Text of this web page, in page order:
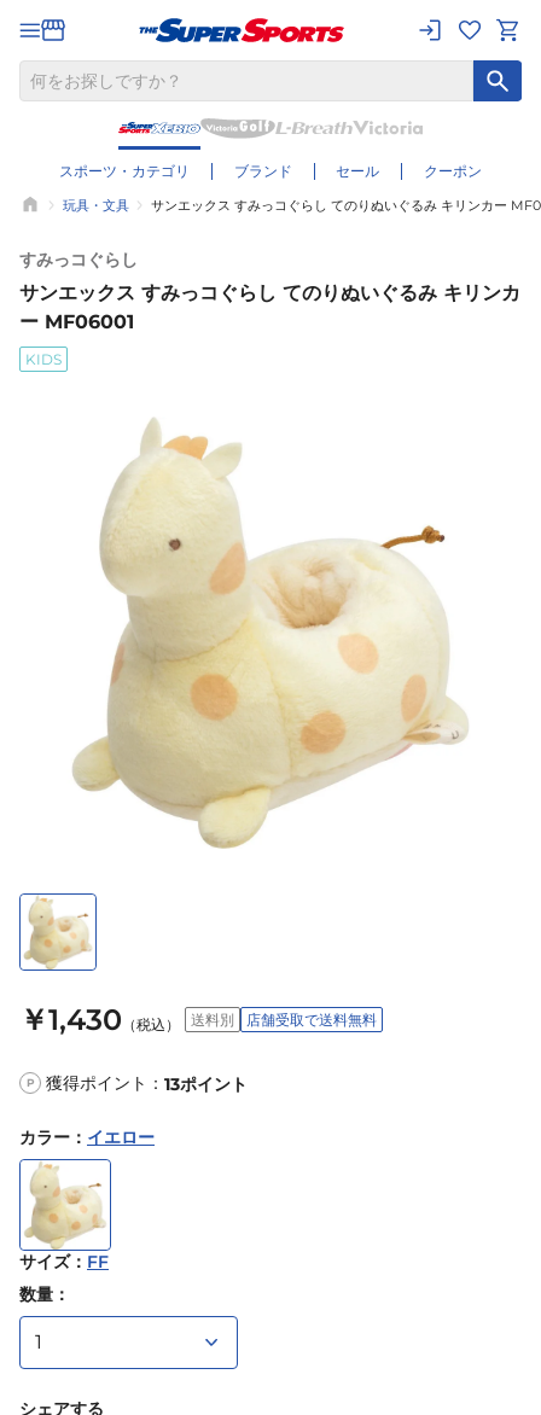
スポーツ・カテゴリ ブランド セール クーポン
玩具・文具 サンエックス すみっコぐらし てのりぬいぐるみ キリンカー
すみっコぐらし
サンエックス すみっコぐらし てのりぬいぐるみ キリンカ
ー MF06001
KIDS
￥1,430 （税込） 送料別 店舗受取で送料無料
P 獲得ポイント： 13ポイント
カラー ： イエロー
サイズ： FF
数量：
シェアする